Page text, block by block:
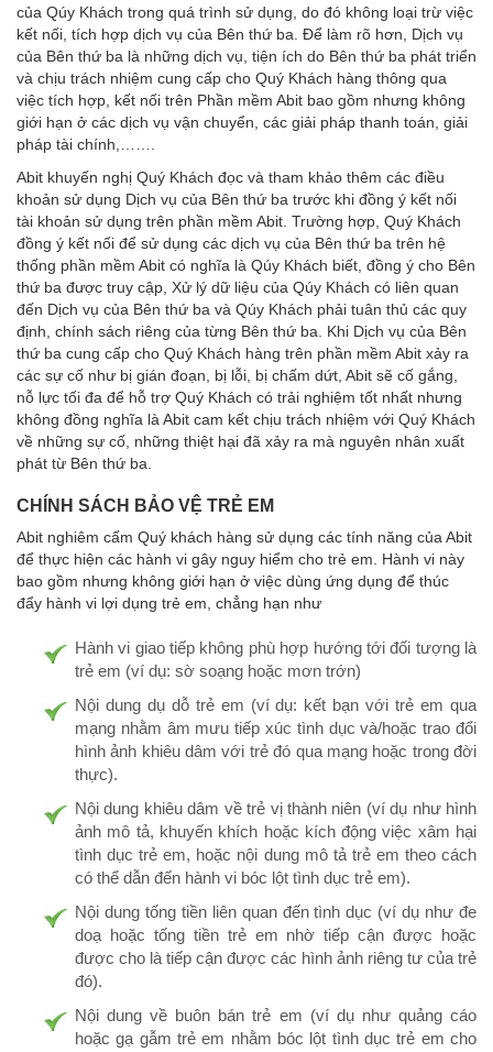
của Qúy Khách trong quá trình sử dụng, do đó không loại trừ việc
kết nối, tích hợp dịch vụ của Bên thứ ba. Để làm rõ hơn, Dịch vụ
của Bên thứ ba là những dịch vụ, tiện ích do Bên thứ ba phát triển
và chịu trách nhiệm cung cấp cho Quý Khách hàng thông qua
việc tích hợp, kết nối trên Phần mềm Abit bao gồm nhưng không
giới hạn ở các dịch vụ vận chuyển, các giải pháp thanh toán, giải
pháp tài chính,…….
Abit khuyến nghị Quý Khách đọc và tham khảo thêm các điều
khoản sử dụng Dịch vụ của Bên thứ ba trước khi đồng ý kết nối
tài khoản sử dụng trên phần mềm Abit. Trường hợp, Quý Khách
đồng ý kết nối để sử dụng các dịch vụ của Bên thứ ba trên hệ
thống phần mềm Abit có nghĩa là Qúy Khách biết, đồng ý cho Bên
thứ ba được truy cập, Xử lý dữ liệu của Qúy Khách có liên quan
đến Dịch vụ của Bên thứ ba và Qúy Khách phải tuân thủ các quy
định, chính sách riêng của từng Bên thứ ba. Khi Dịch vụ của Bên
thứ ba cung cấp cho Quý Khách hàng trên phần mềm Abit xảy ra
các sự cố như bị gián đoạn, bị lỗi, bị chấm dứt, Abit sẽ cố gắng,
nỗ lực tối đa để hỗ trợ Quý Khách có trải nghiệm tốt nhất nhưng
không đồng nghĩa là Abit cam kết chịu trách nhiệm với Quý Khách
về những sự cố, những thiệt hại đã xảy ra mà nguyên nhân xuất
phát từ Bên thứ ba.
CHÍNH SÁCH BẢO VỆ TRẺ EM
Abit nghiêm cấm Quý khách hàng sử dụng các tính năng của Abit
để thực hiện các hành vi gây nguy hiểm cho trẻ em. Hành vi này
bao gồm nhưng không giới hạn ở việc dùng ứng dụng để thúc
đẩy hành vi lợi dụng trẻ em, chẳng hạn như
Hành vi giao tiếp không phù hợp hướng tới đối tượng là
trẻ em (ví dụ: sờ soạng hoặc mơn trớn)
Nội dung dụ dỗ trẻ em (ví dụ: kết bạn với trẻ em qua
mạng nhằm âm mưu tiếp xúc tình dục và/hoặc trao đổi
hình ảnh khiêu dâm với trẻ đó qua mạng hoặc trong đời
thực).
Nội dung khiêu dâm về trẻ vị thành niên (ví dụ như hình
ảnh mô tả, khuyến khích hoặc kích động việc xâm hại
tình dục trẻ em, hoặc nội dung mô tả trẻ em theo cách
có thể dẫn đến hành vi bóc lột tình dục trẻ em).
Nội dung tống tiền liên quan đến tình dục (ví dụ như đe
doạ hoặc tống tiền trẻ em nhờ tiếp cận được hoặc
được cho là tiếp cận được các hình ảnh riêng tư của trẻ
đó).
Nội dung về buôn bán trẻ em (ví dụ như quảng cáo
hoặc gạ gẫm trẻ em nhằm bóc lột tình dục trẻ em cho